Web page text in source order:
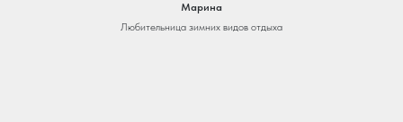
Марина
Любительница зимних видов отдыха